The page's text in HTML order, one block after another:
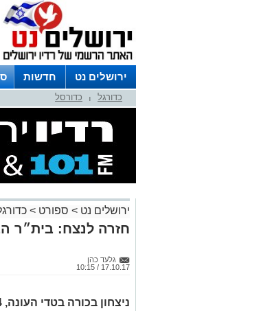
ירושלים נט חדשות
לפרסום ברדיו צרו קשר
כדורגל כדורסל
ירושלים נט > ספורט >
חזרה לנצח: בית״ר הביסה את
גלעד כהן
17.10.17 / 10:15